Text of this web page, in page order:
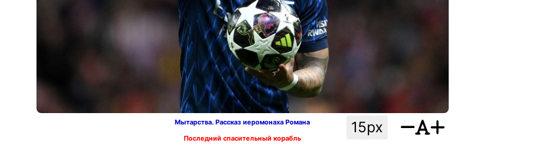
15px
Мытарства. Рассказ иеромонаха Романа
Последний спасительный корабль